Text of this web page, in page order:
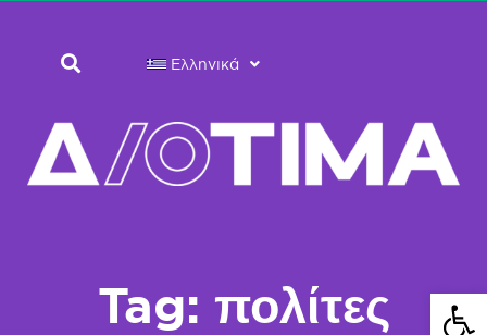
Ελληνικά
Tag: πολίτες